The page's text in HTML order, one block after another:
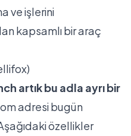
ve işlerini
kapsamlı bir araç
artık bu adla ayrı bir
adresi bugün
özellikler